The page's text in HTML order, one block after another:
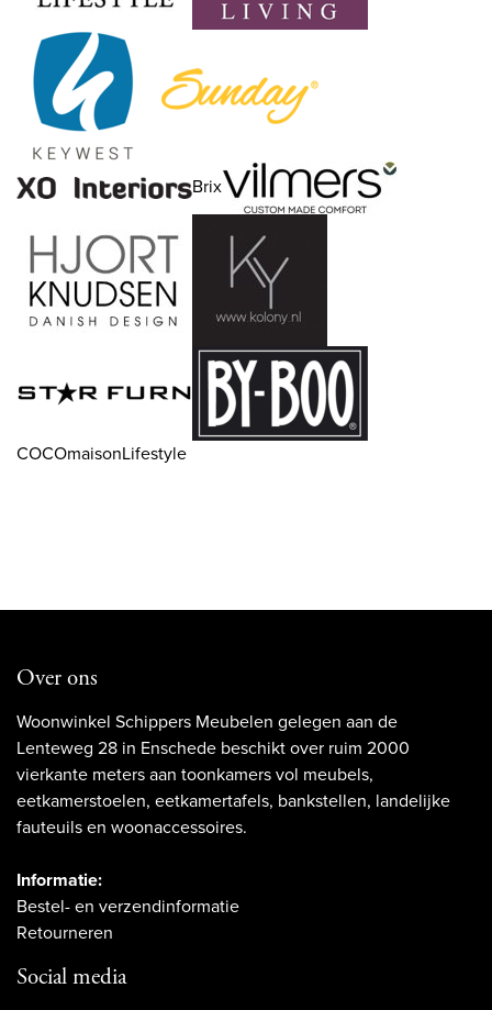
Brix
COCOmaisonLifestyle
Over ons
Woonwinkel Schippers Meubelen gelegen aan de
Lenteweg 28 in Enschede beschikt over ruim 2000
vierkante meters aan toonkamers vol meubels,
eetkamerstoelen, eetkamertafels, bankstellen, landelijke
fauteuils en woonaccessoires.
Informatie:
Bestel- en verzendinformatie
Retourneren
Social media